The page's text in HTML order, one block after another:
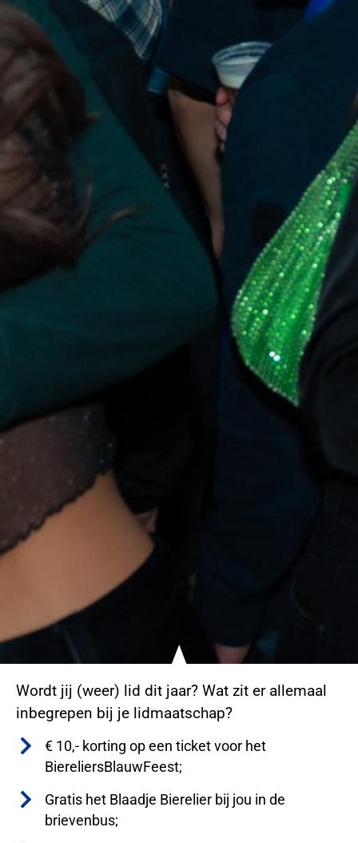
Wordt jij (weer) lid dit jaar? Wat zit er allemaal
inbegrepen bij je lidmaatschap?
€ 10,- korting op een ticket voor het
BiereliersBlauwFeest;
Gratis het Blaadje Bierelier bij jou in de
brievenbus;